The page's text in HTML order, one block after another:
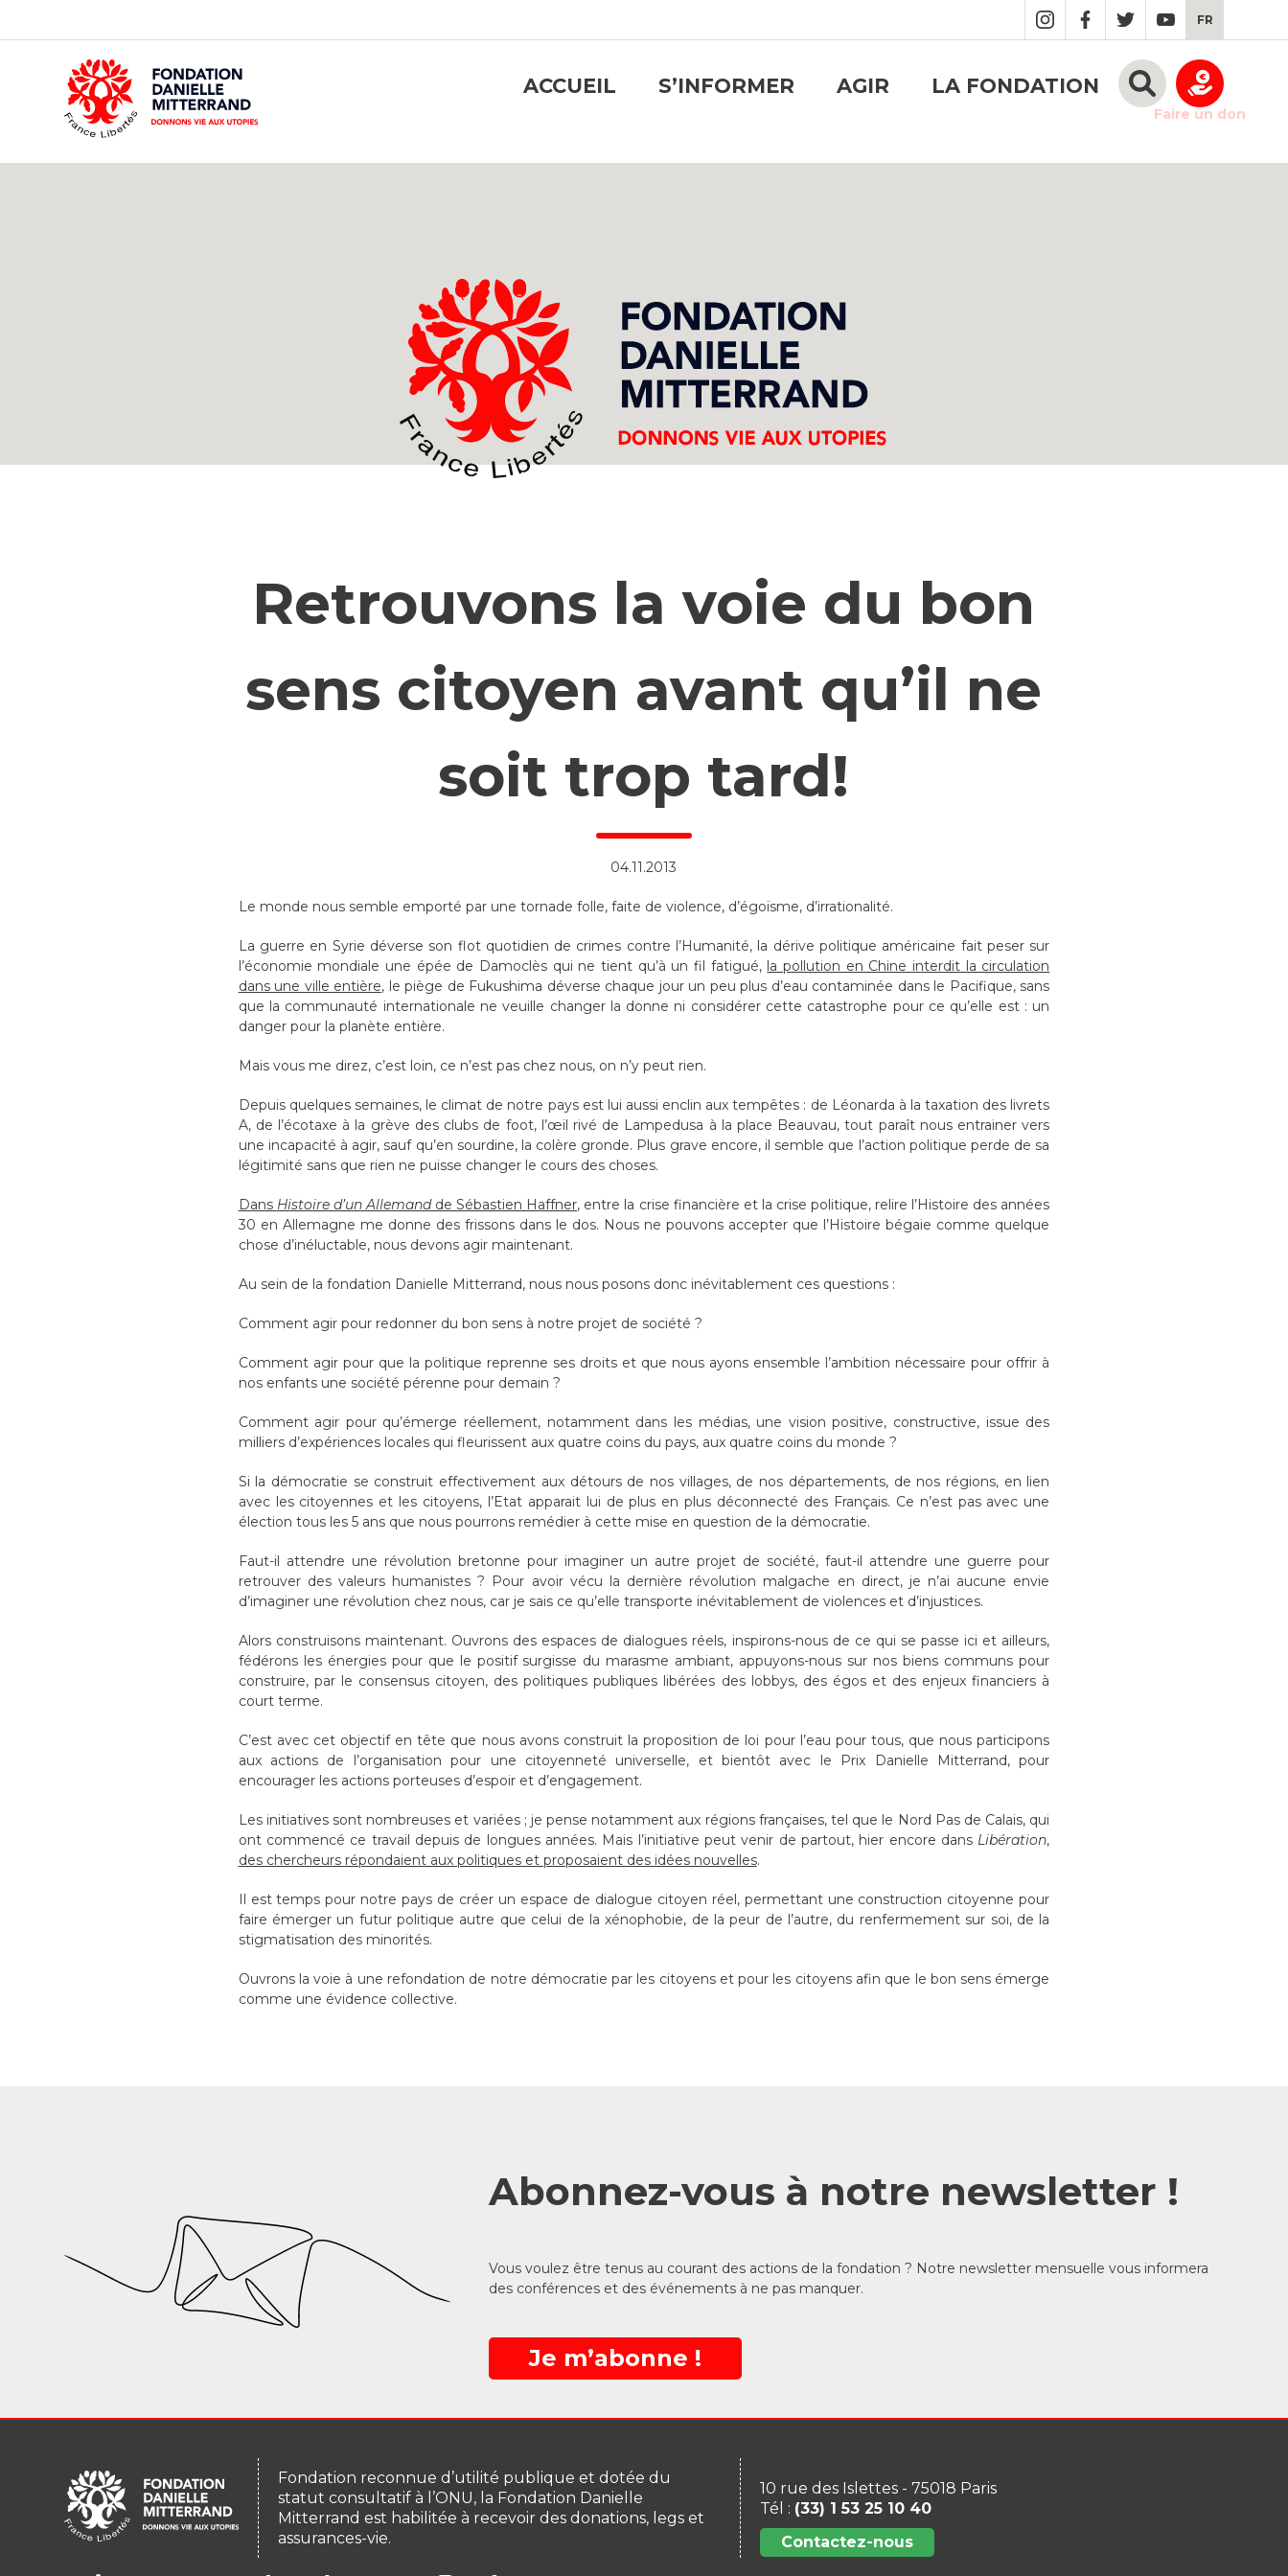
CONTENT
FR
ACCUEIL S’INFORMER AGIR LA FONDATION
Faire un don
Retrouvons la voie du bon
sens citoyen avant qu’il ne
soit trop tard!
04.11.2013
Le monde nous semble emporté par une tornade folle, faite de violence, d’égoïsme, d’irrationalité.
La guerre en Syrie déverse son flot quotidien de crimes contre l’Humanité, la dérive politique américaine fait peser sur
l’économie mondiale une épée de Damoclès qui ne tient qu’à un fil fatigué, la pollution en Chine interdit la circulation
dans une ville entière, le piège de Fukushima déverse chaque jour un peu plus d’eau contaminée dans le Pacifique, sans
que la communauté internationale ne veuille changer la donne ni considérer cette catastrophe pour ce qu’elle est : un
danger pour la planète entière.
Mais vous me direz, c’est loin, ce n’est pas chez nous, on n’y peut rien.
Depuis quelques semaines, le climat de notre pays est lui aussi enclin aux tempêtes : de Léonarda à la taxation des livrets
A, de l’écotaxe à la grève des clubs de foot, l’œil rivé de Lampedusa à la place Beauvau, tout paraît nous entrainer vers
une incapacité à agir, sauf qu’en sourdine, la colère gronde. Plus grave encore, il semble que l’action politique perde de sa
légitimité sans que rien ne puisse changer le cours des choses.
Dans Histoire d’un Allemandde Sébastien Haffner, entre la crise financière et la crise politique, relire l’Histoire des années
30 en Allemagne me donne des frissons dans le dos. Nous ne pouvons accepter que l’Histoire bégaie comme quelque
chose d’inéluctable, nous devons agir maintenant.
Au sein de la fondation Danielle Mitterrand, nous nous posons donc inévitablement ces questions :
Comment agir pour redonner du bon sens à notre projet de société ?
Comment agir pour que la politique reprenne ses droits et que nous ayons ensemble l’ambition nécessaire pour offrir à
nos enfants une société pérenne pour demain ?
Comment agir pour qu’émerge réellement, notamment dans les médias, une vision positive, constructive, issue des
milliers d’expériences locales qui fleurissent aux quatre coins du pays, aux quatre coins du monde ?
Si la démocratie se construit effectivement aux détours de nos villages, de nos départements, de nos régions, en lien
avec les citoyennes et les citoyens, l’Etat apparait lui de plus en plus déconnecté des Français. Ce n’est pas avec une
élection tous les 5 ans que nous pourrons remédier à cette mise en question de la démocratie.
Faut-il attendre une révolution bretonne pour imaginer un autre projet de société, faut-il attendre une guerre pour
retrouver des valeurs humanistes ? Pour avoir vécu la dernière révolution malgache en direct, je n’ai aucune envie
d’imaginer une révolution chez nous, car je sais ce qu’elle transporte inévitablement de violences et d’injustices.
Alors construisons maintenant. Ouvrons des espaces de dialogues réels, inspirons-nous de ce qui se passe ici et ailleurs,
fédérons les énergies pour que le positif surgisse du marasme ambiant, appuyons-nous sur nos biens communs pour
construire, par le consensus citoyen, des politiques publiques libérées des lobbys, des égos et des enjeux financiers à
court terme.
C’est avec cet objectif en tête que nous avons construit la proposition de loi pour l’eau pour tous, que nous participons
aux actions de l’organisation pour une citoyenneté universelle, et bientôt avec le Prix Danielle Mitterrand, pour
encourager les actions porteuses d’espoir et d’engagement.
Les initiatives sont nombreuses et variées ; je pense notamment aux régions françaises, tel que le Nord Pas de Calais, qui
ont commencé ce travail depuis de longues années. Mais l’initiative peut venir de partout, hier encore dans Libération,
des chercheurs répondaient aux politiques et proposaient des idées nouvelles.
Il est temps pour notre pays de créer un espace de dialogue citoyen réel, permettant une construction citoyenne pour
faire émerger un futur politique autre que celui de la xénophobie, de la peur de l’autre, du renfermement sur soi, de la
stigmatisation des minorités.
Ouvrons la voie à une refondation de notre démocratie par les citoyens et pour les citoyens afin que le bon sens émerge
comme une évidence collective.
Abonnez-vous à notre newsletter !
Vous voulez être tenus au courant des actions de la fondation ? Notre newsletter mensuelle vous informera
des conférences et des événements à ne pas manquer.
Je m’abonne !
Fondation reconnue d’utilité publique et dotée du
statut consultatif à l’ONU, la Fondation Danielle
Mitterrand est habilitée à recevoir des donations, legs et
assurances-vie.
10 rue des Islettes - 75018 Paris
Tél : (33) 1 53 25 10 40
Contactez-nous